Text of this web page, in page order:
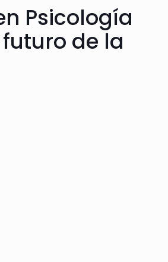
Psicología
de la